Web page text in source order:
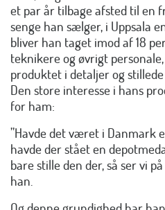
et par år tilbage afsted til en
senge han sælger, i Uppsala
bliver han taget imod af 18
teknikere og øvrigt
produktet i detaljer og
Den store interesse i hans
for ham:
”Havde det været i Danmark
havde der stået en
bare stille den der, så ser vi
han.